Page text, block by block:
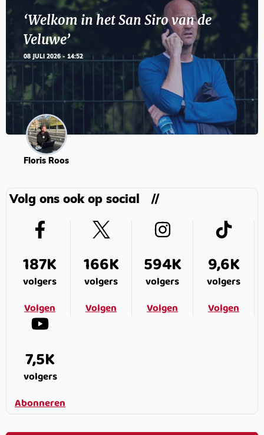
‘Welkom in het San Siro van de
Veluwe’
08 JULI 2026 - 14:52
Floris Roos
Volg ons ook op social
187K
volgers
Volgen
166K
volgers
Volgen
594K
volgers
Volgen
9,6K
volgers
Volgen
7,5K
volgers
Abonneren